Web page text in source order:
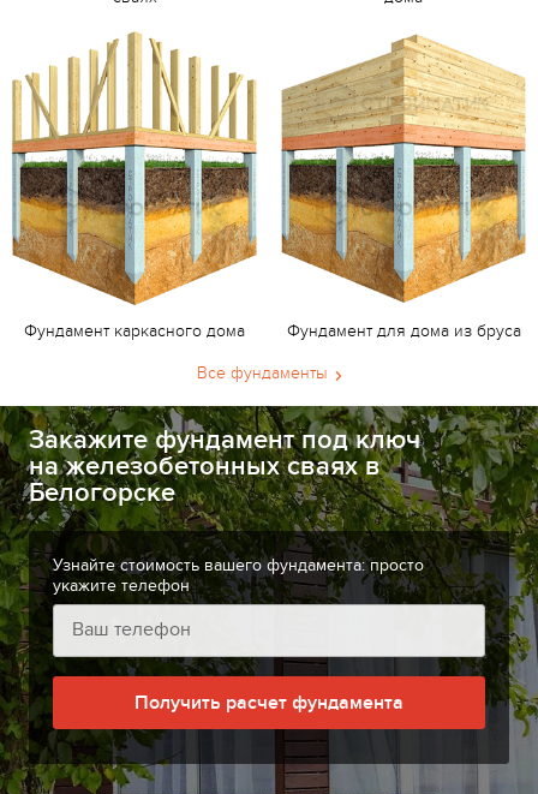
Фундамент каркасного дома Фундамент для дома из бруса
Все фундаменты
Закажите фундамент под ключ
на железобетонных сваях в
Белогорске
Узнайте стоимость вашего фундамента: просто
укажите телефон
Получить расчет фундамента